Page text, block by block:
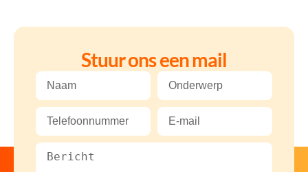
Stuur ons een mail